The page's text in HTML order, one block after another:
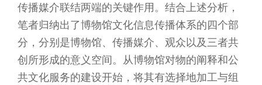
传播媒介联结两端的关键作用。结合上述分析，
笔者归纳出了博物馆文化信息传播体系的四个部
分，分别是博物馆、传播媒介、观众以及三者共
创所形成的意义空间。从博物馆对物的阐释和公
共文化服务的建设开始，将其有选择地加工与组